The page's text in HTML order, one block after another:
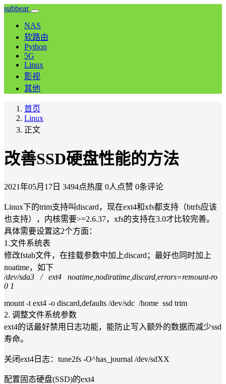
subbear
NAS
软路由
Python
5G
Linux
影视
其他
首页
Linux
正文
改善SSD硬盘性能的方法
2021年05月17日 3494点热度 0人点赞 0条评论
Linux下的trim支持叫discard，现在ext4和xfs都支持（btrfs应该
也支持），内核需要>=2.6.37，xfs的支持在3.0才比较完善。
具体需要设置这2个方面：
1.文件系统表
修改fstab文件，在挂载参数中加上discard；最好也同时加上
noatime，如下
/dev/sda3 / ext4 noatime,nodiratime,discard,errors=remount-ro
0 1
mount -t ext4 -o discard,defaults /dev/sdc /home ssd trim
2. 调整文件系统参数
ext4的话最好禁用日志功能，能防止写入额外的数据而减少ssd
寿命。
关闭ext4日志：tune2fs -O^has_journal /dev/sdXX
配置固态硬盘(SSD)的ext4